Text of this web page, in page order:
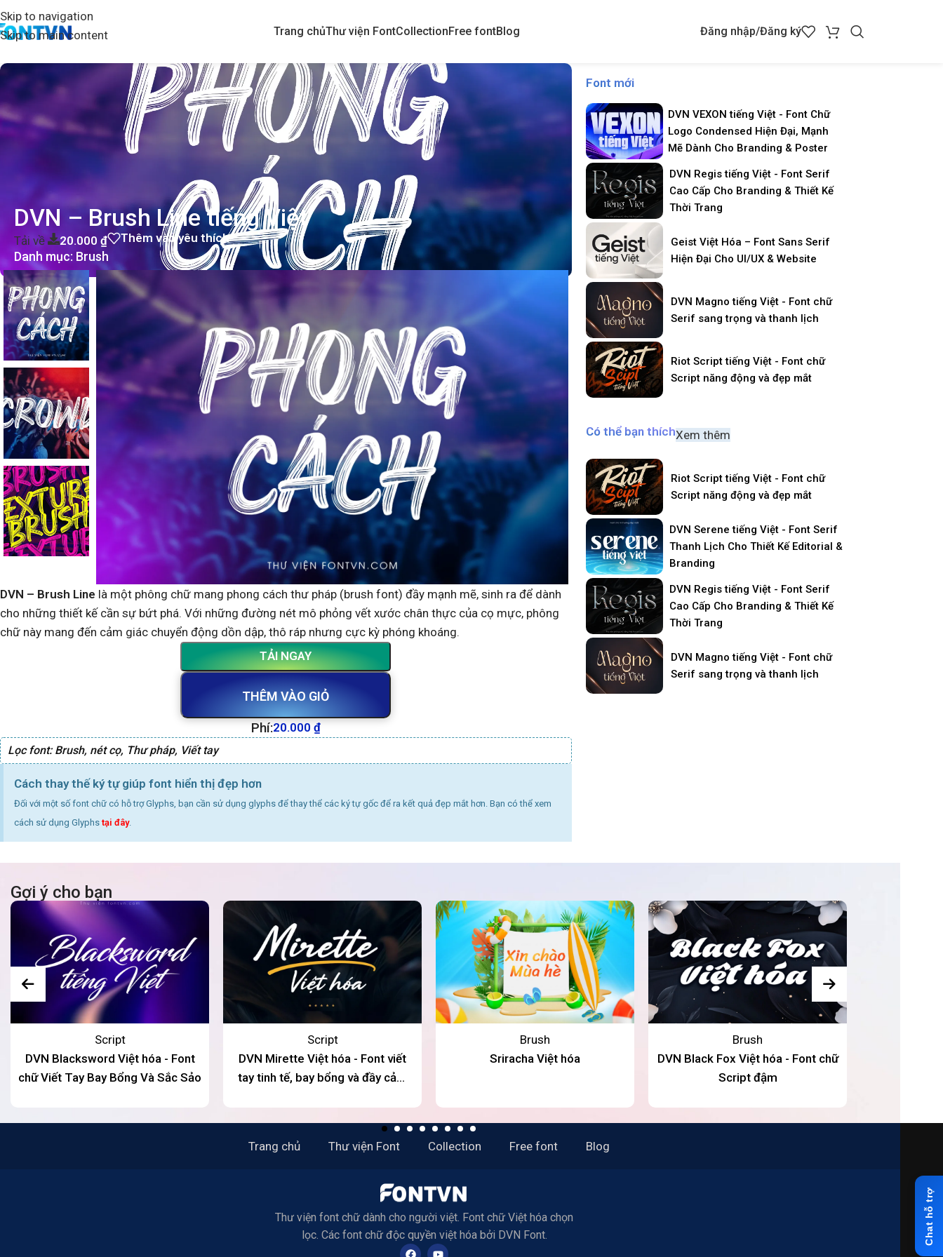
Skip to navigation
Skip to main content
Trang chủThư viện FontCollectionFree fontBlog Đăng nhập/Đăng ký
DVN – Brush Line tiếng Việt
Tải về 20.000 ₫ Thêm vào yêu thích
Danh mục: Brush
DVN – Brush Line là một phông chữ mang phong cách thư pháp (brush font) đầy mạnh mẽ, sinh ra để dành
cho những thiết kế cần sự bứt phá. Với những đường nét mô phỏng vết xước chân thực của cọ mực, phông
chữ này mang đến cảm giác chuyển động dồn dập, thô ráp nhưng cực kỳ phóng khoáng.
THÊM VÀO GIỎ
TẢI NGAY
Phí:20.000 ₫
Lọc font: Brush, nét cọ, Thư pháp, Viết tay
Cách thay thế ký tự giúp font hiển thị đẹp hơn
Đối với một số font chữ có hỗ trợ Glyphs, bạn cần sử dụng glyphs để thay thể các ký tự gốc để ra kết quả đẹp mắt hơn. Bạn có thể xem
cách sử dụng Glyphs tại đây.
Font mới
DVN VEXON tiếng Việt - Font Chữ
Logo Condensed Hiện Đại, Mạnh
Mẽ Dành Cho Branding & Poster
DVN Regis tiếng Việt - Font Serif
Cao Cấp Cho Branding & Thiết Kế
Thời Trang
Geist Việt Hóa – Font Sans Serif
Hiện Đại Cho UI/UX & Website
DVN Magno tiếng Việt - Font chữ
Serif sang trọng và thanh lịch
Riot Script tiếng Việt - Font chữ
Script năng động và đẹp mắt
Có thể bạn thíchXem thêm
Riot Script tiếng Việt - Font chữ
Script năng động và đẹp mắt
DVN Serene tiếng Việt - Font Serif
Thanh Lịch Cho Thiết Kế Editorial &
Branding
DVN Regis tiếng Việt - Font Serif
Cao Cấp Cho Branding & Thiết Kế
Thời Trang
DVN Magno tiếng Việt - Font chữ
Serif sang trọng và thanh lịch
Gợi ý cho bạn
Script
DVN Blacksword Việt hóa - Font
chữ Viết Tay Bay Bổng Và Sắc Sảo
Script
DVN Mirette Việt hóa - Font viết
tay tinh tế, bay bổng và đầy cảm
Brush
Sriracha Việt hóa
Brush
DVN Black Fox Việt hóa - Font chữ
Script đậm
Trang chủ Thư viện Font Collection Free font Blog
Thư viện font chữ dành cho người việt. Font chữ Việt hóa chọn
lọc. Các font chữ độc quyền việt hóa bởi DVN Font.